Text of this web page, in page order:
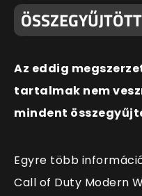
Az eddig
tartalmak nem
mindent
Egyre több
Call of Duty Modern